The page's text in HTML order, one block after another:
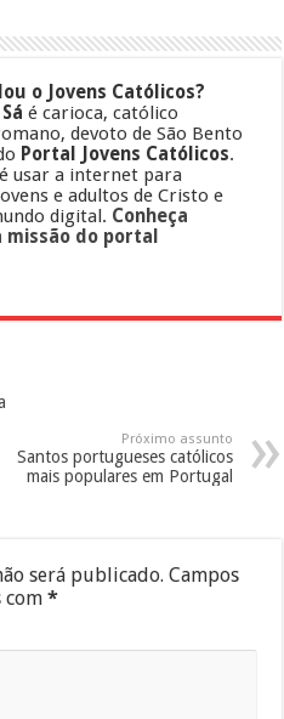
o Jovens Católicos?
é carioca, católico
devoto de São Bento
Portal Jovens Católicos.
usar a internet para
e adultos de Cristo e
digital. Conheça
missão do portal
Próximo assunto
Santos portugueses católicos
mais populares em Portugal
será publicado. Campos
com*